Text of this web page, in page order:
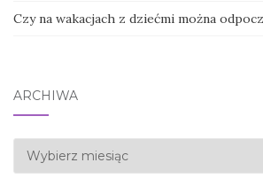
Czy na wakacjach z dziećmi można
ARCHIWA
Archiwa